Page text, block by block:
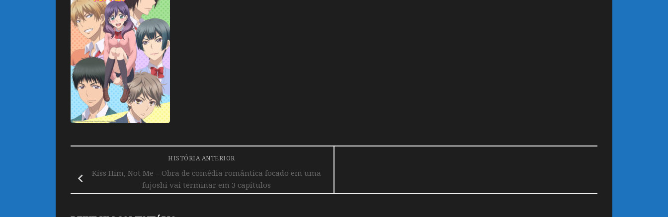
HISTÓRIA ANTERIOR
Kiss Him, Not Me – Obra de comédia romântica focado em uma
fujoshi vai terminar em 3 capitulos